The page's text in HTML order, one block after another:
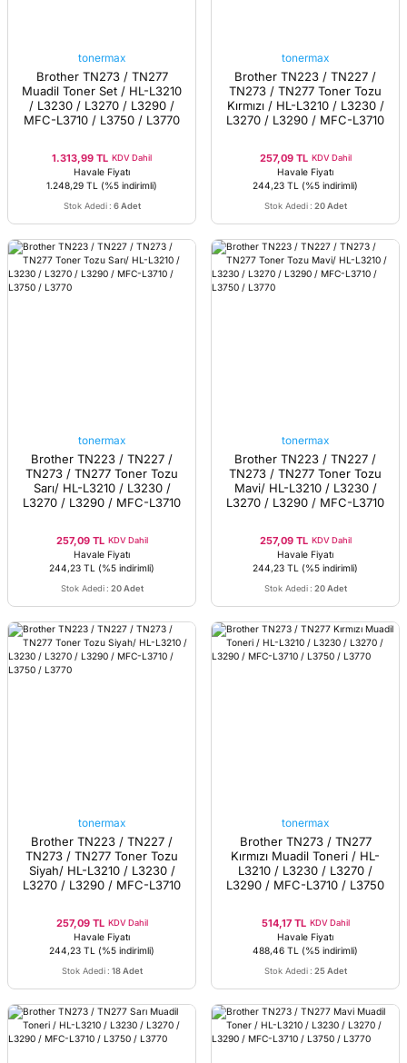
tonermax
Brother TN273 / TN277
Muadil Toner Set / HL-L3210
/ L3230 / L3270 / L3290 /
MFC-L3710 / L3750 / L3770
1.313,99 TL KDV Dahil
Havale Fiyatı
1.248,29 TL (%5 indirimli)
Stok Adedi : 6 Adet
tonermax
Brother TN223 / TN227 /
TN273 / TN277 Toner Tozu
Kırmızı / HL-L3210 / L3230 /
L3270 / L3290 / MFC-L3710
257,09 TL KDV Dahil
Havale Fiyatı
244,23 TL (%5 indirimli)
Stok Adedi : 20 Adet
tonermax
Brother TN223 / TN227 /
TN273 / TN277 Toner Tozu
Sarı/ HL-L3210 / L3230 /
L3270 / L3290 / MFC-L3710
257,09 TL KDV Dahil
Havale Fiyatı
244,23 TL (%5 indirimli)
Stok Adedi : 20 Adet
tonermax
Brother TN223 / TN227 /
TN273 / TN277 Toner Tozu
Mavi/ HL-L3210 / L3230 /
L3270 / L3290 / MFC-L3710
257,09 TL KDV Dahil
Havale Fiyatı
244,23 TL (%5 indirimli)
Stok Adedi : 20 Adet
tonermax
Brother TN223 / TN227 /
TN273 / TN277 Toner Tozu
Siyah/ HL-L3210 / L3230 /
L3270 / L3290 / MFC-L3710
257,09 TL KDV Dahil
Havale Fiyatı
244,23 TL (%5 indirimli)
Stok Adedi : 18 Adet
tonermax
Brother TN273 / TN277
Kırmızı Muadil Toneri / HL-
L3210 / L3230 / L3270 /
L3290 / MFC-L3710 / L3750
514,17 TL KDV Dahil
Havale Fiyatı
488,46 TL (%5 indirimli)
Stok Adedi : 25 Adet